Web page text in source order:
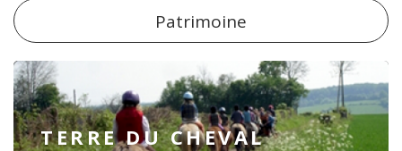
Patrimoine
TERRE DU CHEVAL